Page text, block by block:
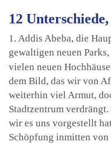
12
1. Addis Abeba, die
gewaltigen neuen
vielen neuen
dem Bild, das wir von
weiterhin viel Armut,
Stadtzentrum
wir es uns vorgestellt
Schöpfung inmitten